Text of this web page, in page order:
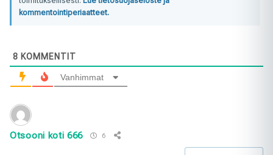
kommentointiperiaatteet.
8 KOMMENTIT
Vanhimmat
Otsooni koti 666 6